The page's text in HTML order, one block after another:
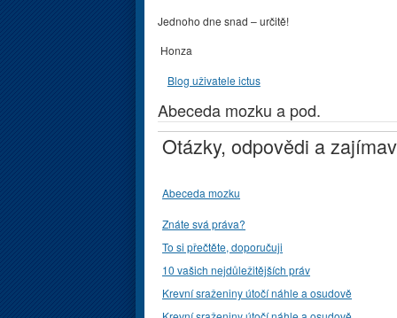
Jednoho dne snad – určitě!
Honza
Blog uživatele ictus
Abeceda mozku a pod.
Otázky, odpovědi a
Abeceda mozku
Znáte svá práva?
To si přečtěte, doporučuji
10 vašich nejdůležitějších práv
Krevní sraženiny útočí náhle a osudově